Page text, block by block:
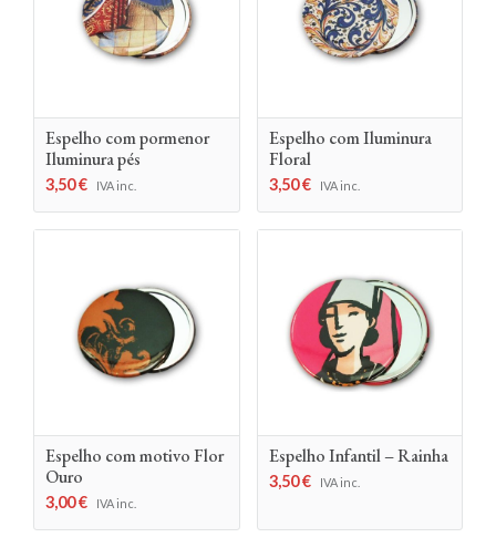
Espelho com pormenor
Iluminura pés
3,50€ IVA inc.
Espelho com Iluminura
Floral
3,50€ IVA inc.
Espelho com motivo Flor
Ouro
3,00€ IVA inc.
Espelho Infantil – Rainha
3,50€ IVA inc.